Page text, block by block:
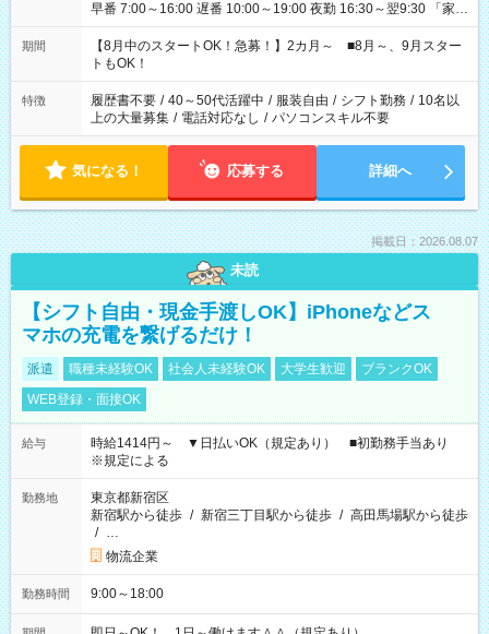
早番 7:00～16:00 遅番 10:00～19:00 夜勤 16:30～翌9:30 「家族
と休みを合わせたい」 「余裕を持って夕飯の準備がしたい」
「できれば残業はしたくない」 など、ご希望を教えてください
ね。 ※Wワーク希望の方へ 今ご覧のお仕事で希望する勤務時間
と、もう1つのお仕事の勤務時間。 合計で週40時間を超える場
合は応募できません。
期間
【8月中のスタートOK！急募！】2カ月～ ■8月～、9月スター
トもOK！
特徴 履歴書不要 / 40～50代活躍中 / 服装自由 / シフト勤務 / 10名以
上の大量募集 / 電話対応なし / パソコンスキル不要
気になる！ 応募する 詳細へ
掲載日：2026.08.07
未読
【シフト自由・現金手渡しOK】iPhoneなどス
マホの充電を繋げるだけ！
派遣 職種未経験OK 社会人未経験OK 大学生歓迎
ブランクOK
WEB登録・面接OK
給与
時給1414円～ ▼日払いOK（規定あり） ■初勤務手当あり
※規定による
勤務地
東京都新宿区
新宿駅から徒歩 / 新宿三丁目駅から徒歩 / 高田馬場駅から徒歩
/ …
物流企業
勤務時間 9:00～18:00